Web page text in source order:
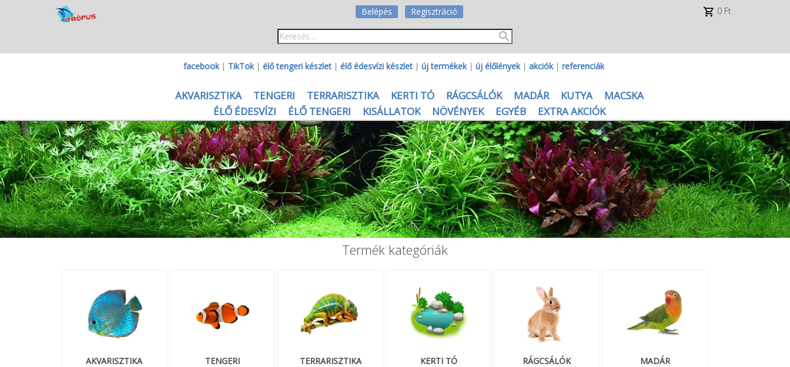
Belépés Regisztráció 0 Ft
facebook| TikTok| élő tengeri készlet | élő édesvízi készlet | új termékek| új élőlények| akciók| referenciák
AKVARISZTIKA TENGERI TERRARISZTIKA KERTI TÓ RÁGCSÁLÓK MADÁR KUTYA
MACSKA
ÉLŐ ÉDESVÍZI
ÉLŐ TENGERI KISÁLLATOK NÖVÉNYEK EGYÉB EXTRA AKCIÓK
Termék kategóriák
AKVARISZTIKA TENGERI TERRARISZTIKA KERTI TÓ RÁGCSÁLÓK MADÁR